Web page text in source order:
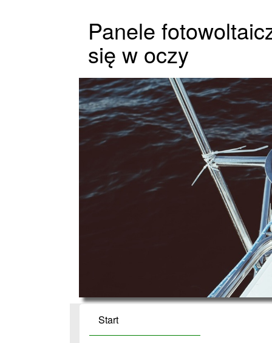
Panele
się w oczy
Start